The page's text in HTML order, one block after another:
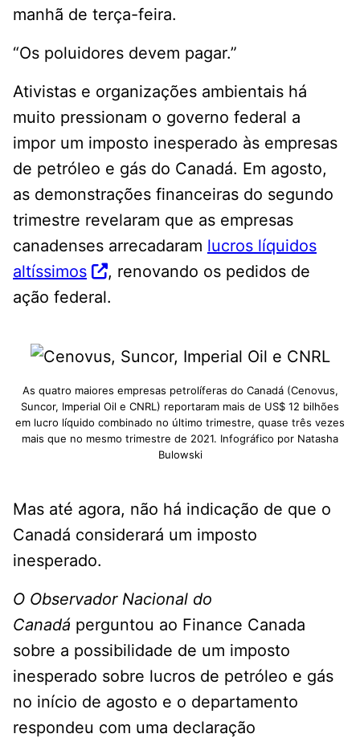
manhã de terça-feira.
“Os poluidores devem pagar.”
Ativistas e organizações ambientais há
muito pressionam o governo federal a
impor um imposto inesperado às empresas
de petróleo e gás do Canadá. Em agosto,
as demonstrações financeiras do segundo
trimestre revelaram que as empresas
canadenses arrecadaram lucros líquidos
altíssimos
, renovando os pedidos de
ação federal.
As quatro maiores empresas petrolíferas do Canadá (Cenovus,
Suncor, Imperial Oil e CNRL) reportaram mais de US$ 12 bilhões
em lucro líquido combinado no último trimestre, quase três vezes
mais que no mesmo trimestre de 2021. Infográfico por Natasha
Bulowski
Mas até agora, não há indicação de que o
Canadá considerará um imposto
inesperado.
O Observador Nacional do
Canadá perguntou ao Finance Canada
sobre a possibilidade de um imposto
inesperado sobre lucros de petróleo e gás
no início de agosto e o departamento
respondeu com uma declaração